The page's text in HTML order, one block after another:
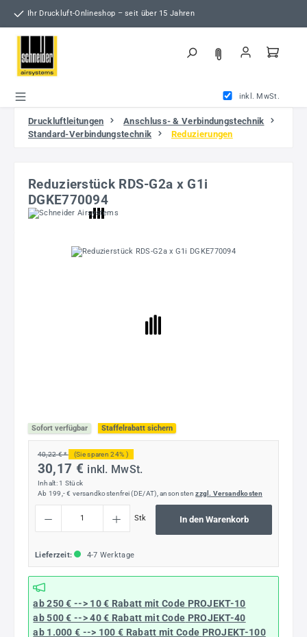
Zum Hauptinhalt springen
Ihr Druckluft-Onlineshop – seit über 15 Jahren
inkl. MwSt.
Druckluftleitungen
Anschluss- & Verbindungstechnik
Standard-Verbindungstechnik
Reduzierungen
Reduzierstück RDS-G2a x G1i
DGKE770094
Bildergalerie überspringen
Sofort verfügbar Staffelrabatt sichern
40,22 € * (Sie sparen 24% )
30,17 € inkl. MwSt.
Inhalt: 1 Stück
Ab 199,- € versandkostenfrei (DE/AT), ansonstenzzgl. Versandkosten
Stk In den Warenkorb
Lieferzeit: 4-7 Werktage
ab 250 € --> 10 € Rabatt mit Code PROJEKT-10
ab 500 € --> 40 € Rabatt mit Code PROJEKT-40
ab 1.000 € --> 100 € Rabatt mit Code PROJEKT-100